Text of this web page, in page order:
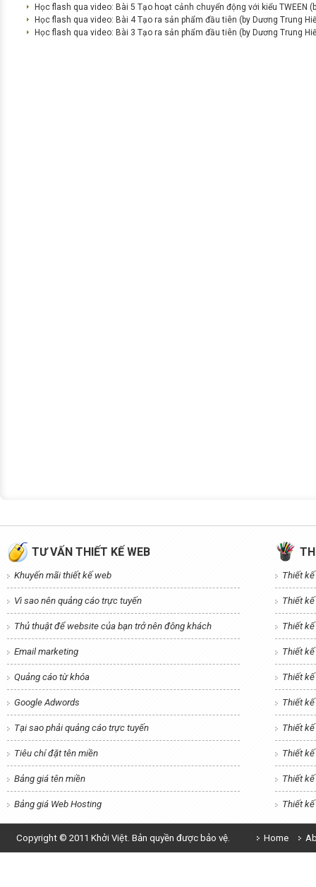
Học flash qua video: Bài 5 Tạo hoạt cảnh chuyển động với kiểu TWEEN
Học flash qua video: Bài 4 Tạo ra sản phẩm đầu tiên (by Dương Trung
Học flash qua video: Bài 3 Tạo ra sản phẩm đầu tiên (by Dương Trung
TƯ VẤN THIẾT KẾ WEB
Khuyến mãi thiết kế web
Vì sao nên quảng cáo trực tuyến
Thủ thuật để website của bạn trở nên đông khách
Email marketing
Quảng cáo từ khóa
Google Adwords
Tại sao phải quảng cáo trực tuyến
Tiêu chí đặt tên miền
Bảng giá tên miền
Bảng giá Web Hosting
Thiết
Thiết
Thiết
Thiết
Thiết
Thiết
Thiết
Thiết
Thiết
Thiết
Copyright © 2011 Khởi Việt. Bản quyền được bảo vệ. Home